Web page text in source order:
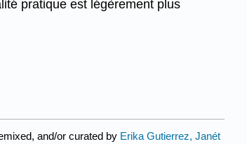
pratique est légèrement plus
and/or curated by Erika Gutierrez, Janét